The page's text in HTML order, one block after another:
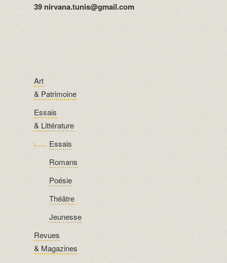
39 nirvana.tunis@gmail.com
Art
& Patrimoine
Essais
& Littérature
Essais
Romans
Poésie
Théâtre
Jeunesse
Revues
& Magazines